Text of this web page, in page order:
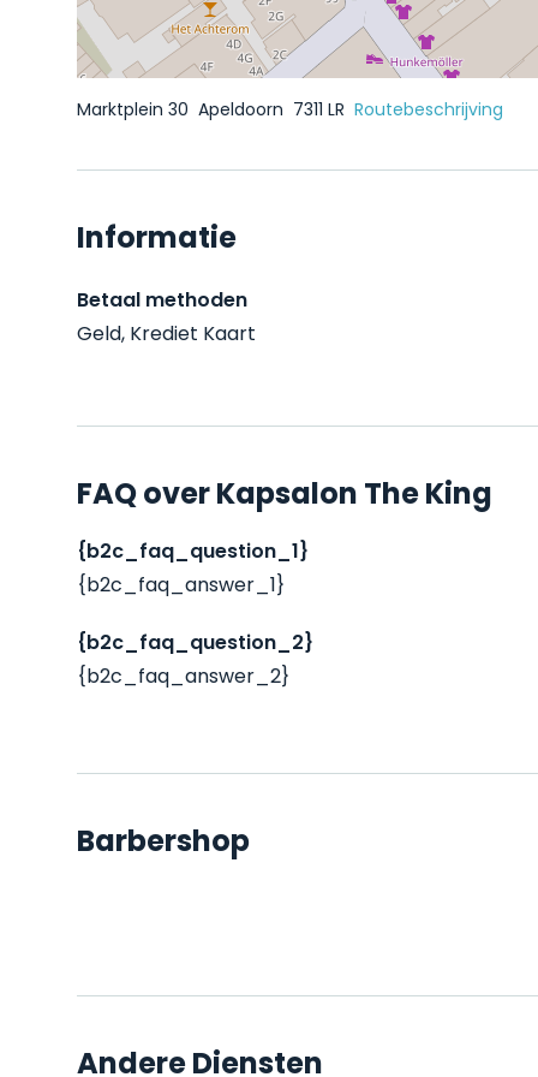
Marktplein 30 Apeldoorn 7311 LR Routebeschrijving
Informatie
Betaal methoden
Geld, Krediet Kaart
FAQ over Kapsalon The King
{b2c_faq_question_1}
{b2c_faq_answer_1}
{b2c_faq_question_2}
{b2c_faq_answer_2}
Barbershop
Andere Diensten